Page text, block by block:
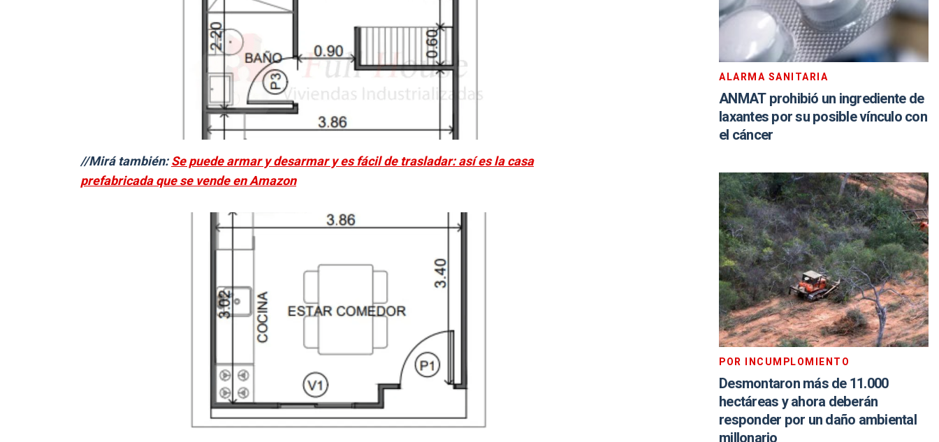
//Mirá también:Se puede armar y desarmar y es fácil de trasladar: así es la casa
prefabricada que se vende en Amazon
ALARMA SANITARIA
ANMAT prohibió un ingrediente de
laxantes por su posible vínculo con
el cáncer
POR INCUMPLOMIENTO
Desmontaron más de 11.000
hectáreas y ahora deberán
responder por un daño ambiental